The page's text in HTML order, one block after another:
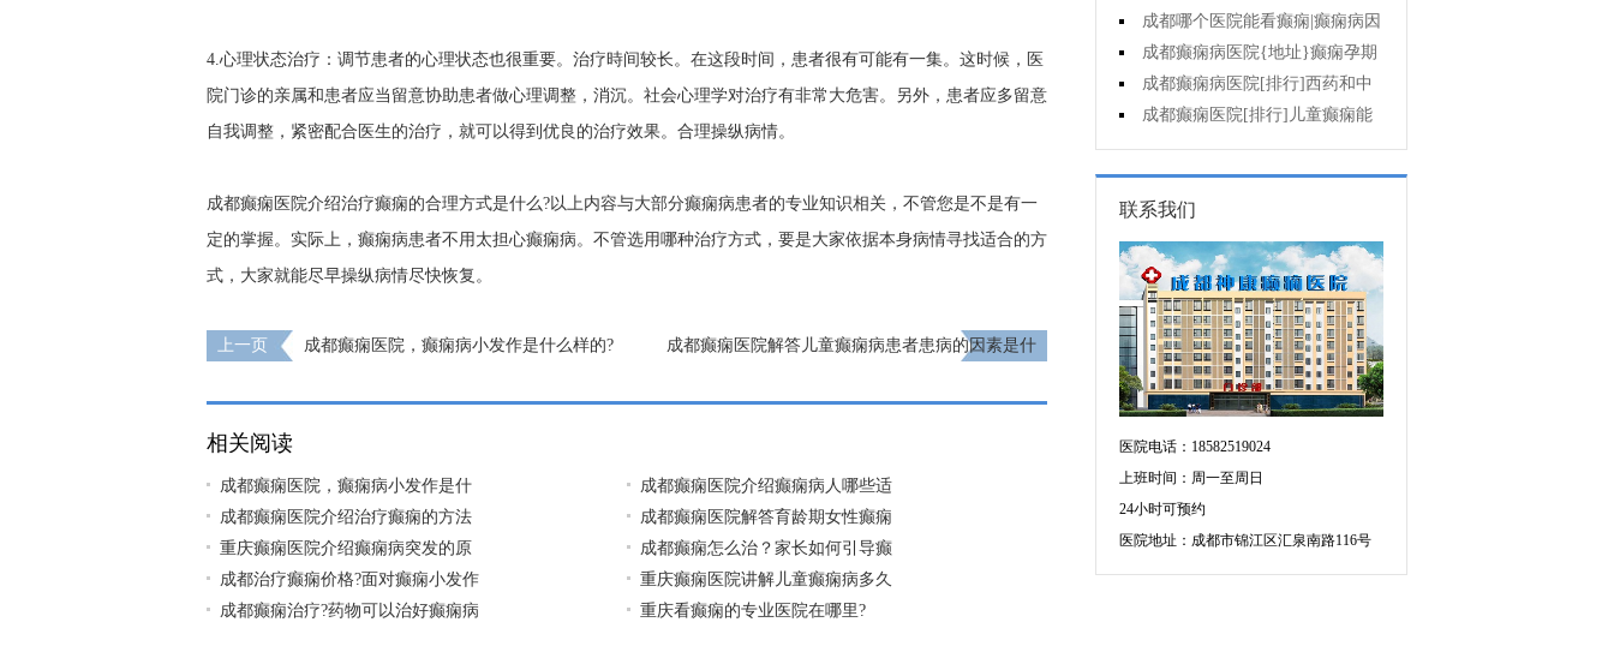
4.心理状态治疗：调节患者的心理状态也很重要。治疗時间较长。在这段时间，患者很有可能有一集。这时候，医
院门诊的亲属和患者应当留意协助患者做心理调整，消沉。社会心理学对治疗有非常大危害。另外，患者应多留意
自我调整，紧密配合医生的治疗，就可以得到优良的治疗效果。合理操纵病情。
成都癫痫医院介绍治疗癫痫的合理方式是什么?以上内容与大部分癫痫病患者的专业知识相关，不管您是不是有一
定的掌握。实际上，癫痫病患者不用太担心癫痫病。不管选用哪种治疗方式，要是大家依据本身病情寻找适合的方
式，大家就能尽早操纵病情尽快恢复。
上一页 成都癫痫医院，癫痫病小发作是什么样的?
成都癫痫医院解答儿童癫痫病患者患病的因素是什
相关阅读
成都癫痫医院，癫痫病小发作是什
成都癫痫医院介绍癫痫病人哪些适
成都癫痫医院介绍治疗癫痫的方法
成都癫痫医院解答育龄期女性癫痫
重庆癫痫医院介绍癫痫病突发的原
成都癫痫怎么治？家长如何引导癫
成都治疗癫痫价格?面对癫痫小发作
重庆癫痫医院讲解儿童癫痫病多久
成都癫痫治疗?药物可以治好癫痫病
重庆看癫痫的专业医院在哪里?
癫痫治疗方法有哪些?
成都哪个医院能看癫痫|癫痫病因
治疗?成都癫痫病医院{地址}癫痫孕期
要留意什么?
成都癫痫病医院[排行]西药和中
药治羊癫疯哪个好?
成都癫痫医院[排行]儿童癫痫能
治疗好吗?
联系我们
医院电话：18582519024
上班时间：周一至周日
24小时可预约
医院地址：成都市锦江区汇泉南路116号